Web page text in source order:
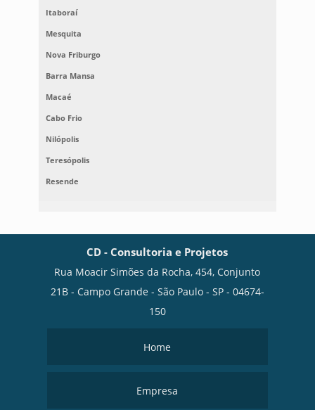
Itaboraí
Mesquita
Nova Friburgo
Barra Mansa
Macaé
Cabo Frio
Nilópolis
Teresópolis
Resende
CD - Consultoria e Projetos
Rua Moacir Simões da Rocha, 454, Conjunto
21B - Campo Grande - São Paulo - SP - 04674-
150
Home
Empresa